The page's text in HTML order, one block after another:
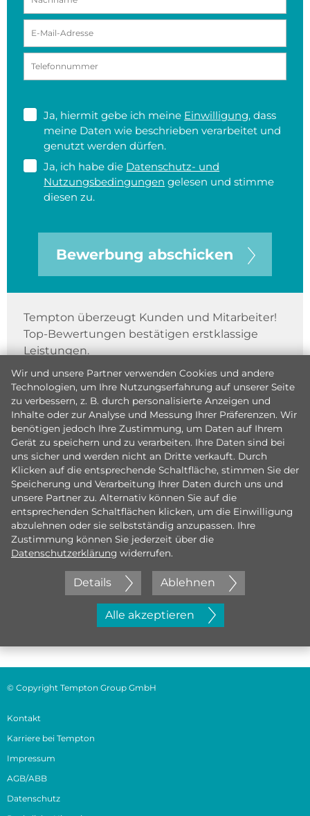
Ja, hiermit gebe ich meine Einwilligung, dass
meine Daten wie beschrieben verarbeitet und
genutzt werden dürfen.
Ja, ich habe die Datenschutz- und
Nutzungsbedingungen gelesen und stimme
diesen zu.
Bewerbung abschicken
Tempton überzeugt Kunden und Mitarbeiter!
Top-Bewertungen bestätigen erstklassige
Leistungen.
Jetzt initiativ bewerben
Wir und unsere Partner verwenden Cookies und andere
Technologien, um Ihre Nutzungserfahrung auf unserer Seite
zu verbessern, z. B. durch personalisierte Anzeigen und
Inhalte oder zur Analyse und Messung Ihrer Präferenzen. Wir
benötigen jedoch Ihre Zustimmung, um Daten auf Ihrem
Gerät zu speichern und zu verarbeiten. Ihre Daten sind bei
uns sicher und werden nicht an Dritte verkauft. Durch
Klicken auf die entsprechende Schaltfläche, stimmen Sie der
Speicherung und Verarbeitung Ihrer Daten durch uns und
unsere Partner zu. Alternativ können Sie auf die
entsprechenden Schaltflächen klicken, um die Einwilligung
abzulehnen oder sie selbstständig anzupassen. Ihre
Zustimmung können Sie jederzeit über die
Datenschutzerklärung widerrufen.
Details Ablehnen
Alle akzeptieren
© Copyright Tempton Group GmbH
Kontakt
Karriere bei Tempton
Impressum
AGB/ABB
Datenschutz